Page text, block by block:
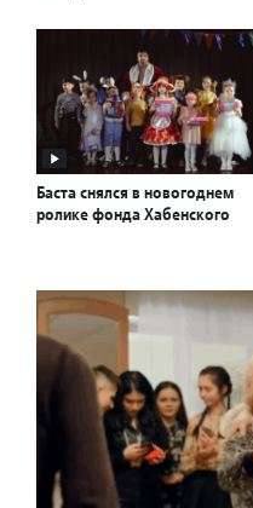
Баста снялся в новогоднем
ролике фонда Хабенского